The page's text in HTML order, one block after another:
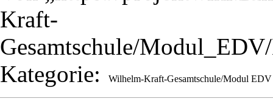
Kraft-
Gesamtschule/
Kategorie: Wilhelm-Kraft-Gesamtschule/Modul EDV